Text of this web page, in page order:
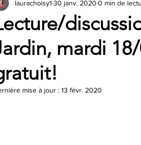
mardi
laurachoisy1 30 janv. 2020 0 min de
mise à jour : 13 févr. 2020